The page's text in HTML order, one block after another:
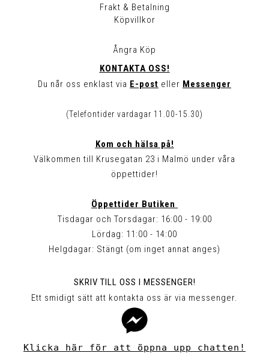
Frakt & Betalning
Köpvillkor
Ångra Köp
KONTAKTA OSS!
Du når oss enklast via E-post eller Messenger
(Telefontider vardagar 11.00-15.30)
Kom och hälsa på!
Välkommen till Krusegatan 23 i Malmö under våra
öppettider!
Öppettider Butiken
Tisdagar och Torsdagar: 16:00 - 19:00
Lördag: 11:00 - 14:00
Helgdagar: Stängt (om inget annat anges)
SKRIV TILL OSS I MESSENGER!
Ett smidigt sätt att kontakta oss är via messenger.
Klicka här för att öppna upp chatten!